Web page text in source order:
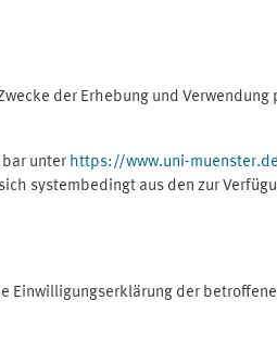
der Erhebung und
unter https://www.uni-
systembedingt aus den zur
der